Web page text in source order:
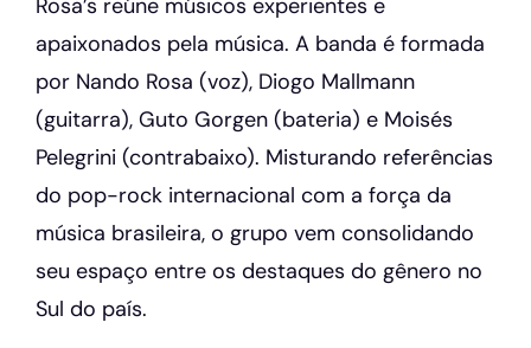
Rosa’s reúne músicos experientes e
apaixonados pela música. A banda é formada
por Nando Rosa (voz), Diogo Mallmann
(guitarra), Guto Gorgen (bateria) e Moisés
Pelegrini (contrabaixo). Misturando referências
do pop-rock internacional com a força da
música brasileira, o grupo vem consolidando
seu espaço entre os destaques do gênero no
Sul do país.